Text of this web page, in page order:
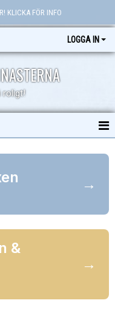
KLICKA FÖR INFO
LOGGA IN
roligt!
→
&
→